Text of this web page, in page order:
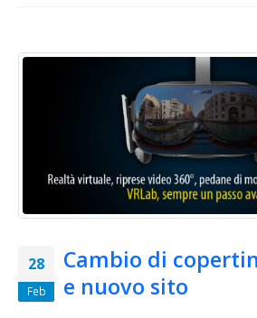
28
Feb
Cambio di
e nuovo sito